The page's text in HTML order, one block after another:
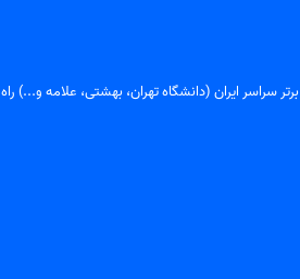
سراسر ایران (دانشگاه تهران، بهشتی، علامه و...) راه